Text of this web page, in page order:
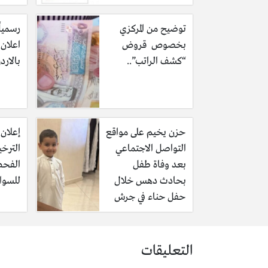
فيما سوف تبدأ الدائرة من افتتاح
توضيح من المركزي
بخصوص قروض
“كشف الراتب”..
حزن يخيم على مواقع
التواصل الاجتماعي
بعد وفاة طفل
بحادث دهس خلال
حفل حناء في جرش
التعليقات